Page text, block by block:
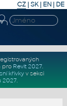
CZ | SK| EN | DE
pro Revit 2027.
křivkyv sekci
2027.